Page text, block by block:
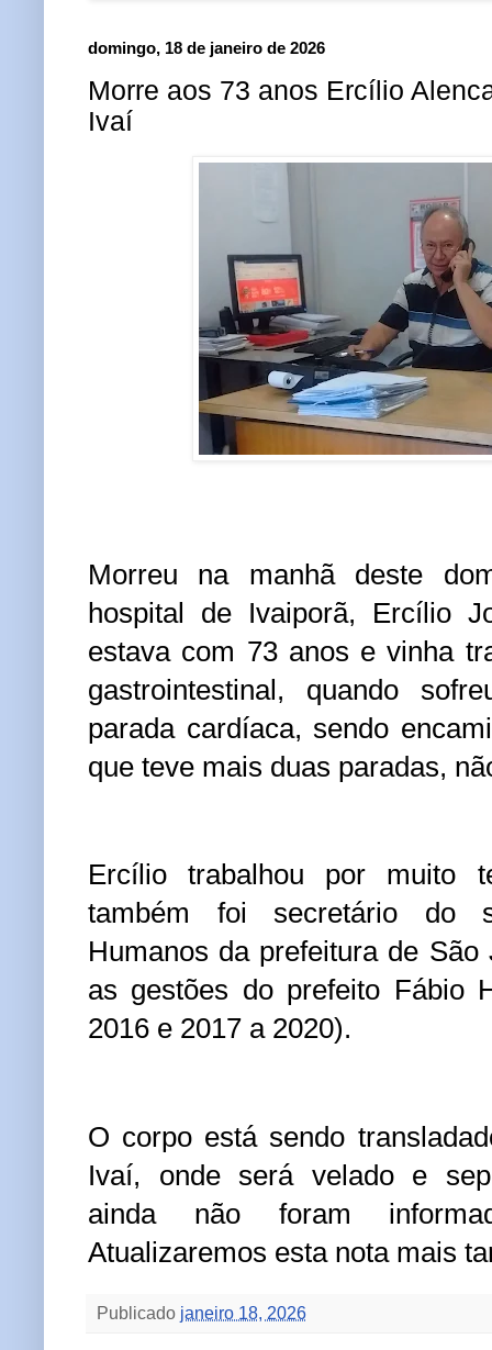
domingo, 18 de janeiro de 2026
Morre aos 73 anos Ercílio
Ivaí
Morreu na manhã deste
hospital de Ivaiporã, Ercílio
estava com 73 anos e vinha
gastrointestinal, quando
parada cardíaca, sendo
que teve mais duas paradas,
Ercílio trabalhou por muito
também foi secretário do
Humanos da prefeitura de
as gestões do prefeito Fábio
2016 e 2017 a 2020).
O corpo está sendo
Ivaí, onde será velado e
ainda não foram
Atualizaremos esta nota mais
Publicado janeiro 18, 2026